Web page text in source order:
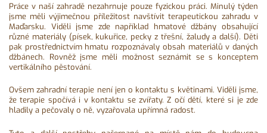
Práce v naší zahradě nezahrnuje pouze fyzickou práci. Minulý týden
jsme měli výjimečnou příležitost navštívit terapeutickou zahradu v
Maďarsku. Viděli jsme zde například hmatové džbány obsahující
různé materiály (písek, kukuřice, pecky z třešní, žaludy a další). Děti
pak prostřednictvím hmatu rozpoznávaly obsah materiálů v daných
džbánech. Rovněž jsme měli možnost seznámit se s konceptem
vertikálního pěstování.
Ovšem zahradní terapie není jen o kontaktu s květinami. Viděli jsme,
že terapie spočívá i v kontaktu se zvířaty. Z očí dětí, které si je zde
hladily a pečovaly o ně, vyzařovala upřímná radost.